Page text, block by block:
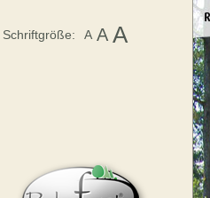
Schriftgröße: A A A